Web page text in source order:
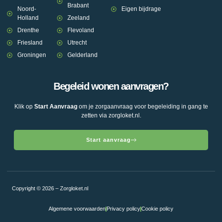
Noord-
Holland
Drenthe
Friesland
Groningen
Brabant
Zeeland
Flevoland
Utrecht
Gelderland
Eigen bijdrage
Begeleid wonen aanvragen?
Klik op Start Aanvraagom je zorgaanvraag voor begeleiding in gang te
zetten via zorgloket.nl.
Start aanvraag
Copyright © 2026 – Zorgloket.nl
Algemene voorwaarden Privacy policyCookie policy